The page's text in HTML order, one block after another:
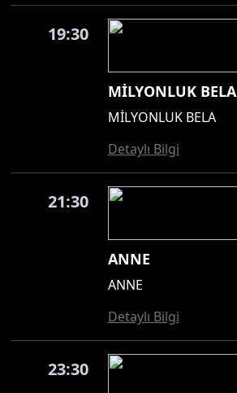
19:30
MİLYONLUK BELA
MİLYONLUK BELA
Detaylı Bilgi
21:30
ANNE
ANNE
Detaylı Bilgi
23:30